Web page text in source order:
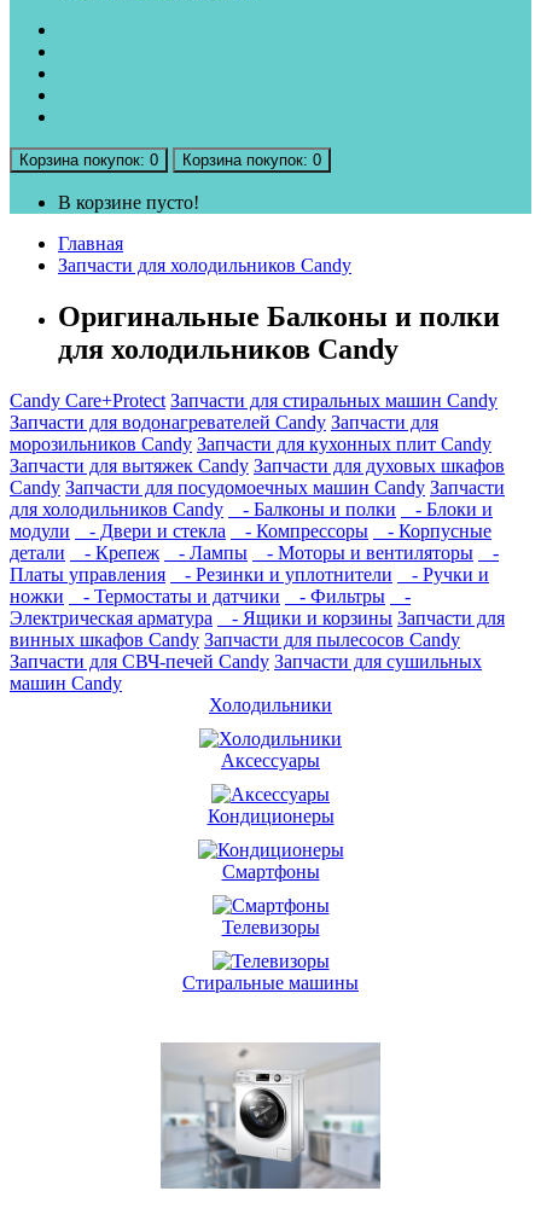
Корзинапокупок: 0 Корзинапокупок: 0
В корзине пусто!
Главная
Запчасти для холодильников Candy
Оригинальные Балконы и полки
для холодильников Candy
Candy Care+Protect Запчасти для стиральных машин Candy
Запчасти для водонагревателей Candy Запчасти для
морозильников Candy Запчасти для кухонных плит Candy
Запчасти для вытяжек Candy Запчасти для духовых шкафов
Candy Запчасти для посудомоечных машин Candy Запчасти
для холодильников Candy
- Балконы и полки
- Блоки и
модули
- Двери и стекла - Компрессоры
- Корпусные
детали
- Крепеж - Лампы - Моторы и вентиляторы
-
Платы управления
- Резинки и уплотнители
- Ручки и
ножки
- Термостаты и датчики - Фильтры
-
Электрическая арматура
- Ящики и корзины Запчасти для
винных шкафов Candy Запчасти для пылесосов Candy
Запчасти для СВЧ-печей Candy Запчасти для сушильных
машин Candy
Холодильники
Аксессуары
Кондиционеры
Смартфоны
Телевизоры
Стиральные машины